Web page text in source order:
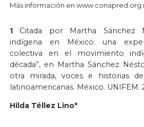
Más información en
1Citada por Martha Sánchez
indígena en México: una
colectiva en el movimiento
década”, en Martha Sánchez
otra mirada, voces e historias
latinoamericanas. México. UNIFEM.
Hilda Téllez Lino*